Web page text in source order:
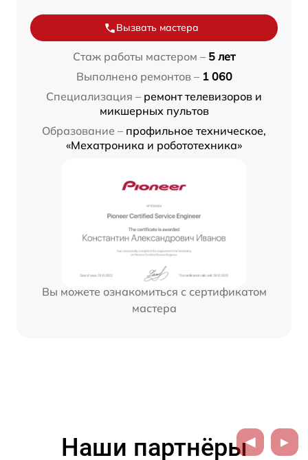
Вызвать мастера
Стаж работы мастером – 5 лет
Выполнено ремонтов – 1 060
Специализация – ремонт телевизоров и
микшерных пультов
Образование – профильное техническое,
«Мехатроника и робототехника»
Вы можете ознакомиться с сертификатом
мастера
Наши партнёры